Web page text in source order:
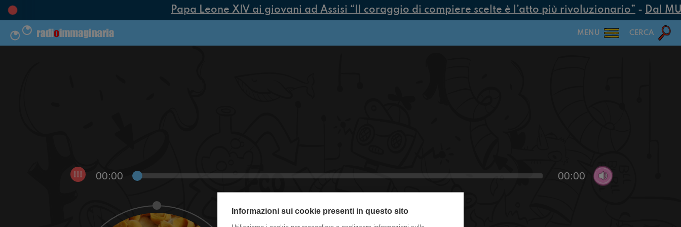
Papa Leone XIV ai giovani ad Assisi “Il coraggio di compiere scelte è l’atto più rivoluzionario”- Dal
MENU CERCA
!!! 00:00 00:00
#medicina DisTradizioni
Informazioni sui cookie presenti in questo sito